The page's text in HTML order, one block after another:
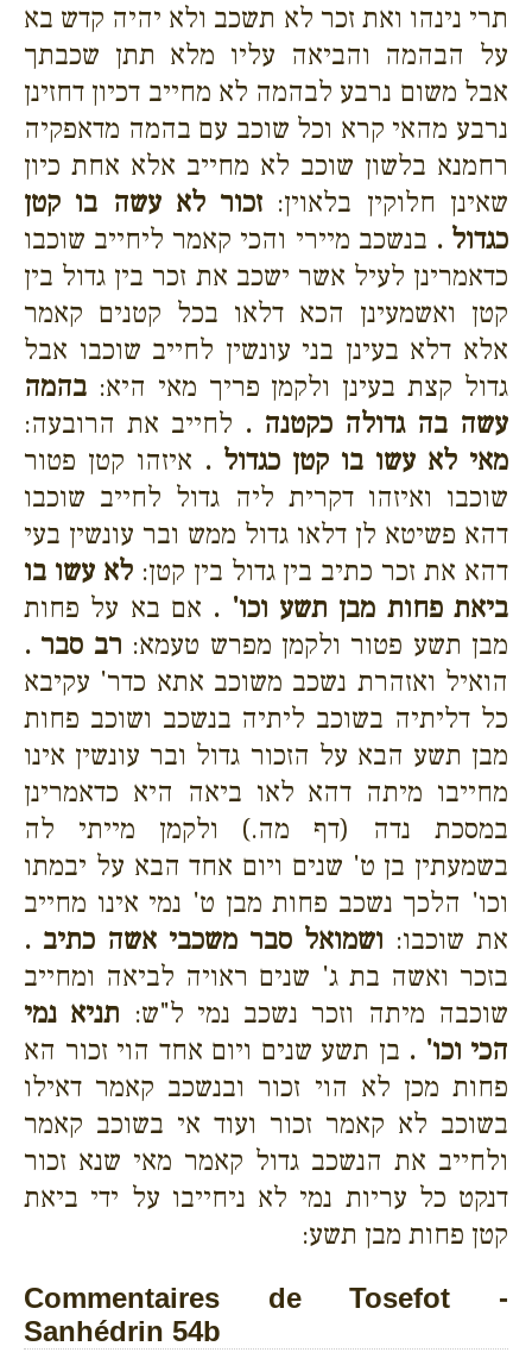
תרי נינהו ואת זכר לא תשכב ולא יהיה קדש בא
על הבהמה והביאה עליו מלא תתן שכבתך
אבל משום נרבע לבהמה לא מחייב דכיון דחזינן
נרבע מהאי קרא וכל שוכב עם בהמה מדאפקיה
רחמנא בלשון שוכב לא מחייב אלא אחת כיון
שאינן חלוקין בלאוין: זכור לא עשה בו קטן
כגדול . בנשכב מיירי והכי קאמר ליחייב שוכבו
כדאמרינן לעיל אשר ישכב את זכר בין גדול בין
קטן ואשמעינן הכא דלאו בכל קטנים קאמר
אלא דלא בעינן בני עונשין לחייב שוכבו אבל
גדול קצת בעינן ולקמן פריך מאי היא: בהמה
עשה בה גדולה כקטנה . לחייב את הרובעה:
מאי לא עשו בו קטן כגדול . איזהו קטן פטור
שוכבו ואיזהו דקרית ליה גדול לחייב שוכבו
דהא פשיטא לן דלאו גדול ממש ובר עונשין בעי
דהא את זכר כתיב בין גדול בין קטן:לא עשו בו
ביאת פחות מבן תשע וכו' . אם בא על פחות
מבן תשע פטור ולקמן מפרש טעמא: רב סבר .
הואיל ואזהרת נשכב משוכב אתא כדר' עקיבא
כל דליתיה בשוכב ליתיה בנשכב ושוכב פחות
מבן תשע הבא על הזכור גדול ובר עונשין אינו
מחייבו מיתה דהא לאו ביאה היא כדאמרינן
במסכת נדה (דף מה.) ולקמן מייתי לה
בשמעתין בן ט' שנים ויום אחד הבא על יבמתו
וכו' הלכך נשכב פחות מבן ט' נמי אינו מחייב
את שוכבו: ושמואל סבר משכבי אשה כתיב .
בזכר ואשה בת ג' שנים ראויה לביאה ומחייב
שוכבה מיתה וזכר נשכב נמי ל"ש: תניא נמי
הכי וכו' . בן תשע שנים ויום אחד הוי זכור הא
פחות מכן לא הוי זכור ובנשכב קאמר דאילו
בשוכב לא קאמר זכור ועוד אי בשוכב קאמר
ולחייב את הנשכב גדול קאמר מאי שנא זכור
דנקט כל עריות נמי לא ניחייבו על ידי ביאת
קטן פחות מבן תשע:
Commentaires de Tosefot -
Sanhédrin 54b